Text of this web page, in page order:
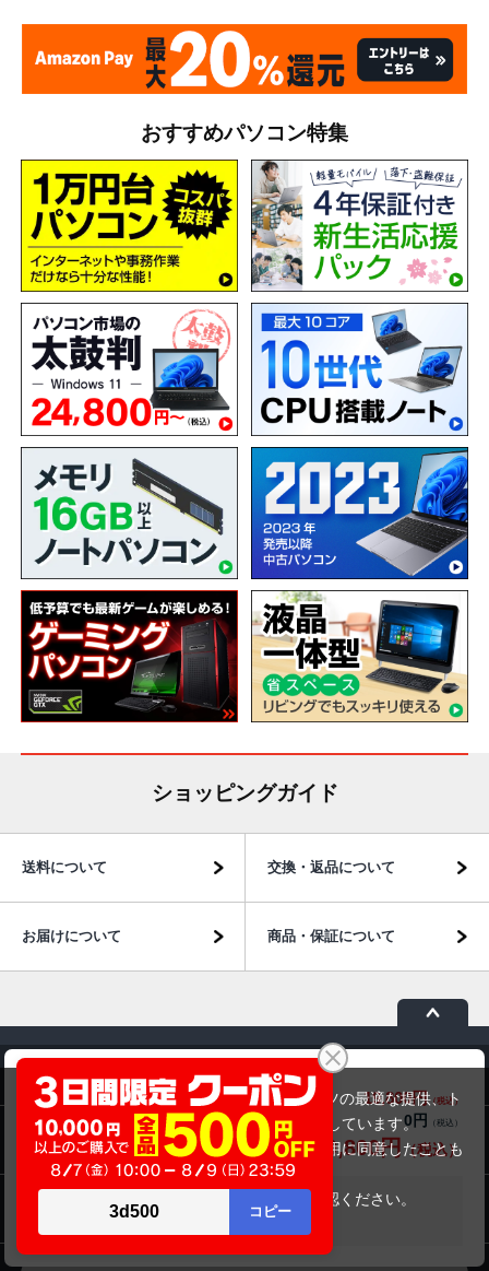
富士通 LIFEBOOK SH75/T (第5世代CPU)
商品価格(税込) 19,800円
オプション小計価格(税込)
0円
商品合計価格(税込)
19,800円
在庫がありません
おすすめパソコン特集
ショッピングガイド
送料について 交換・返品について
お届けについて 商品・保証について
パソコン市場について
パソコン販売以外のサービス
当サイトでは利用体験の向上およびコンテンツの最適な提供、ト
ラフィックの分析を目的としてCookieを使用しています。
サイトの閲覧を継続された場合、Cookieの利用に同意したことも
のといたします。
をご確認ください。
承諾する